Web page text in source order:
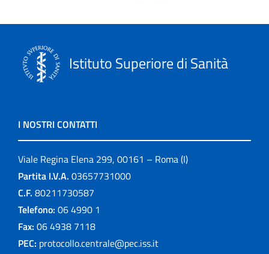
Istituto Superiore di Sanità
I NOSTRI CONTATTI
Viale Regina Elena 299, 00161 – Roma (I)
Partita I.V.A. 03657731000
C.F. 80211730587
Telefono: 06 4990 1
Fax: 06 4938 7118
PEC: protocollo.centrale@pec.iss.it